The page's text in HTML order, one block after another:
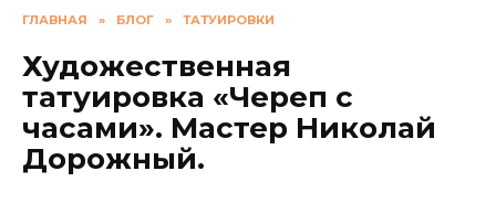
ГЛАВНАЯ » БЛОГ » ТАТУИРОВКИ
Художественная
татуировка «Череп с
часами». Мастер Николай
Дорожный.